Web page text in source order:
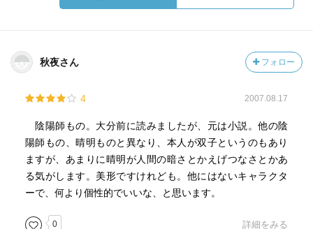
秋夜さん フォロー
4 2007.08.17
陰陽師もの。大分前に読みましたが、元は小説。他の陰
陽師もの、晴明ものと異なり、本人が双子というのもあり
ますが、あまりに晴明が人間の暗さとかえげつなさとかあ
る気がします。美形ですけれども。他にはないキャラクタ
ーで、何より個性的でいいな、と思います。
0 詳細をみる